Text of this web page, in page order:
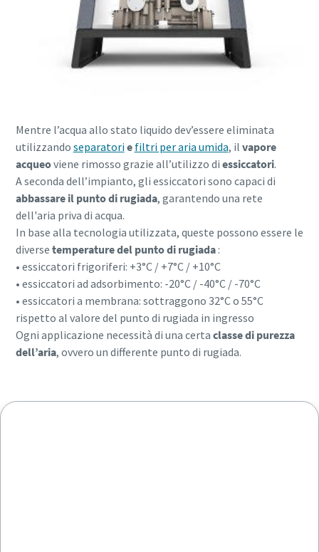
Per saperne di più
Mentre l’acqua allo stato liquido dev’essere eliminata
utilizzando separatorie filtri per aria umida, il vapore
acqueoviene rimosso grazie all’utilizzo di essiccatori.
A seconda dell’impianto, gli essiccatori sono capaci di
abbassare il punto di rugiada, garantendo una rete
dell'aria priva di acqua.
In base alla tecnologia utilizzata, queste possono essere le
diverse temperature del punto di rugiada :
• essiccatori frigoriferi: +3°C / +7°C / +10°C
• essiccatori ad adsorbimento: -20°C / -40°C / -70°C
• essiccatori a membrana: sottraggono 32°C o 55°C
rispetto al valore del punto di rugiada in ingresso
Ogni applicazione necessità di una certa classe di purezza
dell’aria, ovvero un differente punto di rugiada.